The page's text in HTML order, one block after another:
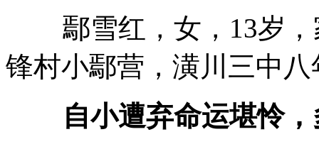
鄢雪红，女，13岁，
锋村小鄢营，潢川三中
自小遭弃命运堪怜